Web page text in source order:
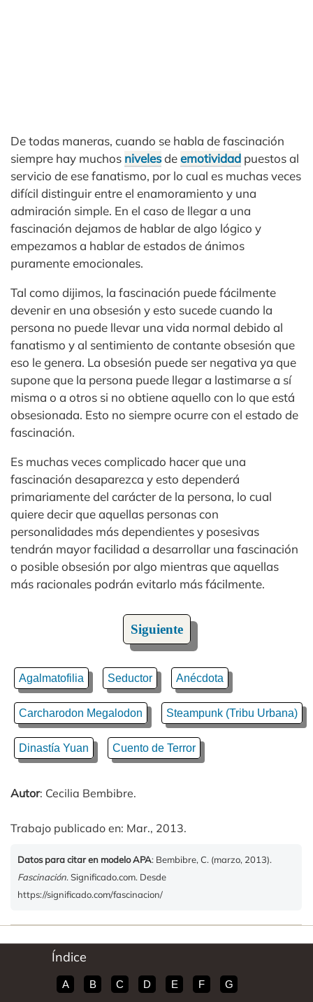
De todas maneras, cuando se habla de fascinación
siempre hay muchos nivelesdeemotividad puestos al
servicio de ese fanatismo, por lo cual es muchas veces
difícil distinguir entre el enamoramiento y una
admiración simple. En el caso de llegar a una
fascinación dejamos de hablar de algo lógico y
empezamos a hablar de estados de ánimos
puramente emocionales.
Tal como dijimos, la fascinación puede fácilmente
devenir en una obsesión y esto sucede cuando la
persona no puede llevar una vida normal debido al
fanatismo y al sentimiento de contante obsesión que
eso le genera. La obsesión puede ser negativa ya que
supone que la persona puede llegar a lastimarse a sí
misma o a otros si no obtiene aquello con lo que está
obsesionada. Esto no siempre ocurre con el estado de
fascinación.
Es muchas veces complicado hacer que una
fascinación desaparezca y esto dependerá
primariamente del carácter de la persona, lo cual
quiere decir que aquellas personas con
personalidades más dependientes y posesivas
tendrán mayor facilidad a desarrollar una fascinación
o posible obsesión por algo mientras que aquellas
más racionales podrán evitarlo más fácilmente.
Siguiente
Agalmatofilia Seductor Anécdota
Carcharodon Megalodon Steampunk (Tribu Urbana)
Dinastía Yuan Cuento de Terror
Autor: Cecilia Bembibre.
Trabajo publicado en: Mar., 2013.
Datos para citar en modelo APA: Bembibre, C. (marzo, 2013).
Fascinación. Significado.com. Desde
https://significado.com/fascinacion/
Índice
A B C D E F G